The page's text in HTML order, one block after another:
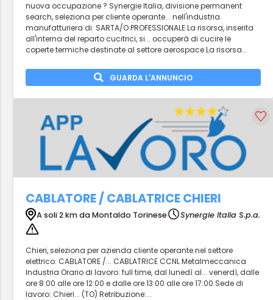
nuova occupazione ? Synergie Italia, divisione permanent
search, seleziona per cliente operante... nell'industria
manufatturiera di: SARTA/O PROFESSIONALE La risorsa, inserita
all'interna del reparto cucitrici, si... occuperà di cucire le
coperte termiche destinate al settore aerospace La risorsa...
GUARDA L'ANNUNCIO
CABLATORE / CABLATRICE CHIERI
A soli 2 km da Montaldo Torinese Synergie Italia S.p.a.
Chieri, seleziona per azienda cliente operante nel settore
elettrico: CABLATORE /... CABLATRICE CCNL Metalmeccanica
Industria Orario di lavoro: full time, dal lunedì al... venerdì, dalle
ore 8:00 alle ore 12:00 e dalle ore 13:00 alle ore 17:00 Sede di
lavoro: Chieri... (TO) Retribuzione:...